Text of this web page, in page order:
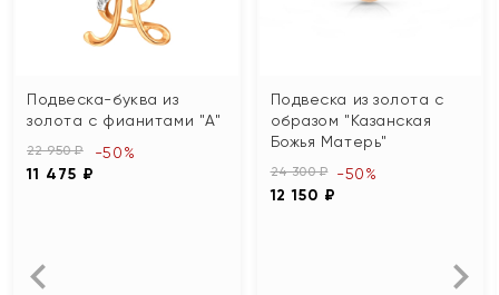
Подвеска-буква из
золота с фианитами "А"
22 950 ₽
11 475 ₽
-50%
Подвеска из золота с
образом "Казанская
Божья Матерь"
24 300 ₽
12 150 ₽
-50%